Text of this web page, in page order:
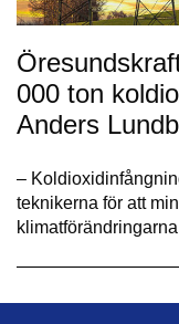
000 ton
Anders
–
teknikerna för att